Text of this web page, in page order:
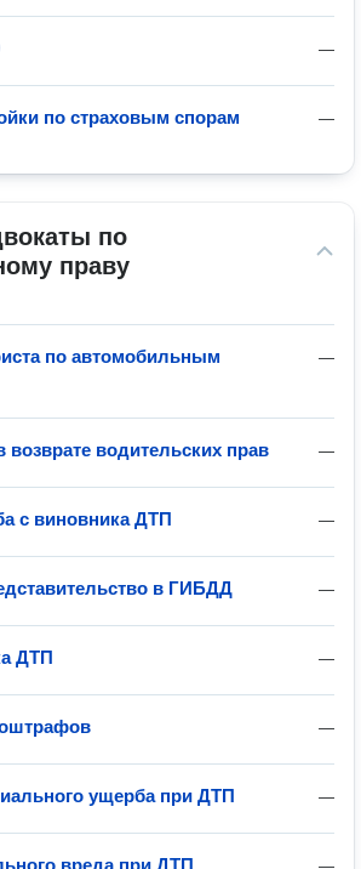
—
—
по страховым спорам
по
праву
—
по автомобильным
—
водительских прав
—
с виновника ДТП
—
в ГИБДД
—
ДТП
—
—
ущерба при ДТП
вреда при ДТП